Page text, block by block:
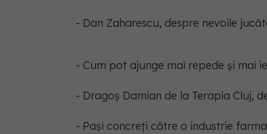
- Dan Zaharescu, despre nevoile
- Cum pot ajunge mai repede și mai
- Dragoș Damian de la Terapia Cluj,
- Pași concreți către o industrie